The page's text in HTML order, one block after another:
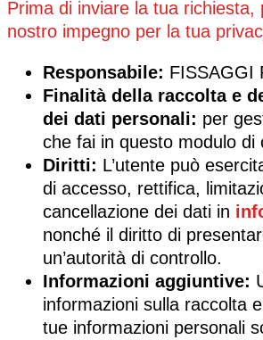
Prima di inviare la tua richiesta,
nostro impegno per la tua
Responsabile: FISSAGGI
Finalità della raccolta e
dei dati personali: per
che fai in questo modulo di
Diritti: L’utente può
di accesso, rettifica,
cancellazione dei dati in
nonché il diritto di
un’autorità di controllo.
Informazioni aggiuntive:
informazioni sulla raccolta
tue informazioni personali